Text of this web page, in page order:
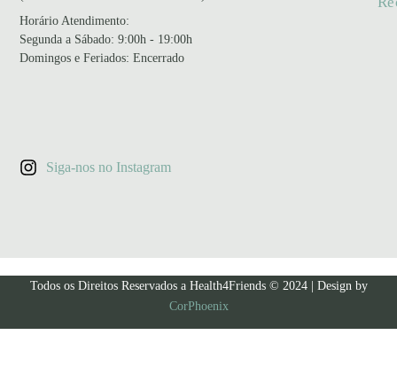
Horário Atendimento:
Segunda a Sábado: 9:00h - 19:00h
Domingos e Feriados: Encerrado
Siga-nos no Instagram
Todos os Direitos Reservados a Health4Friends © 2024 | Design by
CorPhoenix